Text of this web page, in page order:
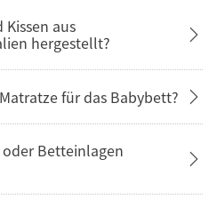
aus
hergestellt?
für das Babybett?
Betteinlagen